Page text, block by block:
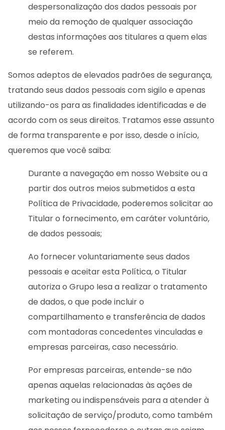
despersonalização dos dados pessoais por
meio da remoção de qualquer associação
destas informações aos titulares a quem elas
se referem.
Somos adeptos de elevados padrões de segurança,
tratando seus dados pessoais com sigilo e apenas
utilizando-os para as finalidades identificadas e de
acordo com os seus direitos. Tratamos esse assunto
de forma transparente e por isso, desde o início,
queremos que você saiba:
Durante a navegação em nosso Website ou a
partir dos outros meios submetidos a esta
Política de Privacidade, poderemos solicitar ao
Titular o fornecimento, em caráter voluntário,
de dados pessoais;
Ao fornecer voluntariamente seus dados
pessoais e aceitar esta Política, o Titular
autoriza o Grupo Iesa a realizar o tratamento
de dados, o que pode incluir o
compartilhamento e transferência de dados
com montadoras concedentes vinculadas e
empresas parceiras, caso necessário.
Por empresas parceiras, entende-se não
apenas aquelas relacionadas às ações de
marketing ou indispensáveis para a atender à
solicitação de serviço/produto, como também